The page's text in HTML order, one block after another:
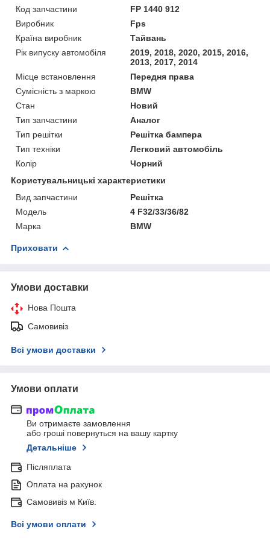
Код запчастини
FP 1440 912
Виробник
Fps
Країна виробник
Тайвань
Рік випуску автомобіля
2019, 2018, 2020, 2015, 2016,
2013, 2017, 2014
Місце встановлення
Передня права
Сумісність з маркою
BMW
Стан
Новий
Тип запчастини
Аналог
Тип решітки
Решітка бампера
Тип техніки
Легковий автомобіль
Колір
Чорний
Користувальницькі характеристики
Вид запчастини
Решітка
Мoдель
4 F32/33/36/82
Марка
BMW
Приховати
Умови доставки
Нова Пошта
Самовивіз
Всі умови доставки
Умови оплати
Ви отримаєте замовлення
або гроші повернуться на вашу картку
Детальніше
Післяплата
Оплата на рахунок
Самовивіз м Київ.
Всі умови оплати